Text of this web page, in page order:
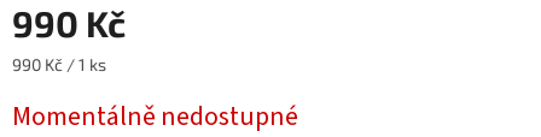
990 Kč
Měrná
990 Kč / 1 ks
Momentálně nedostupné